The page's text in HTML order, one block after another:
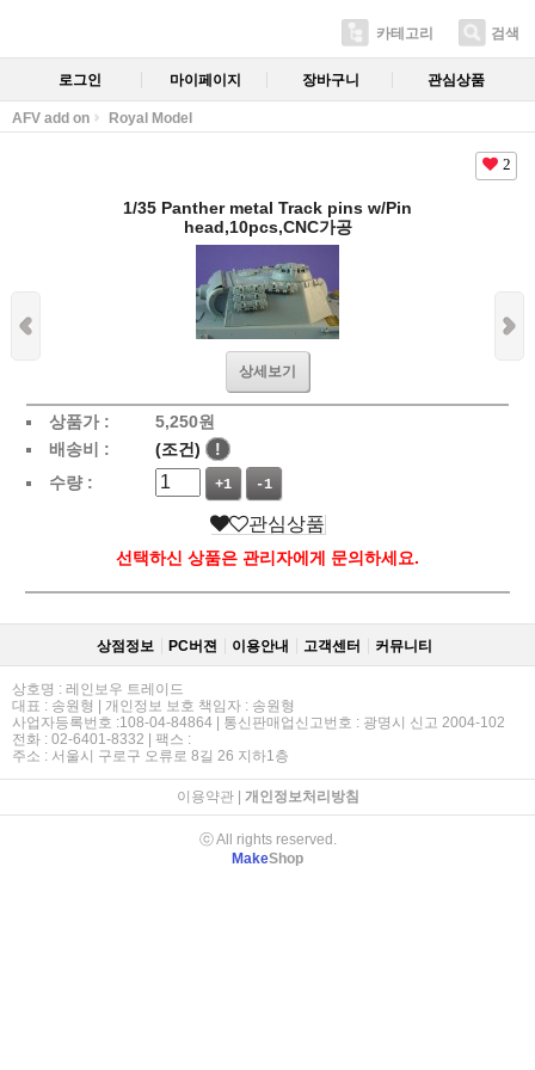
카테고리 검색
로그인 마이페이지 장바구니 관심상품
AFV add on Royal Model
2
1/35 Panther metal Track pins w/Pin
head,10pcs,CNC가공
상세보기
상품가 : 5,250원
배송비 :
(조건)
!
수량 :
+1 -1
관심상품
선택하신 상품은 관리자에게 문의하세요.
상점정보 PC버젼 이용안내 고객센터 커뮤니티
상호명 : 레인보우 트레이드
대표 : 송원형 | 개인정보 보호 책임자 : 송원형
사업자등록번호 :108-04-84864 | 통신판매업신고번호 : 광명시 신고 2004-102
전화 : 02-6401-8332 | 팩스 :
주소 : 서울시 구로구 오류로 8길 26 지하1층
이용약관| 개인정보처리방침
ⓒ All rights reserved.
MakeShop